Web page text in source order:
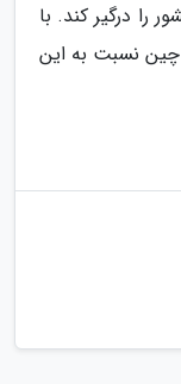
را درگیر کند. با
نسبت به این